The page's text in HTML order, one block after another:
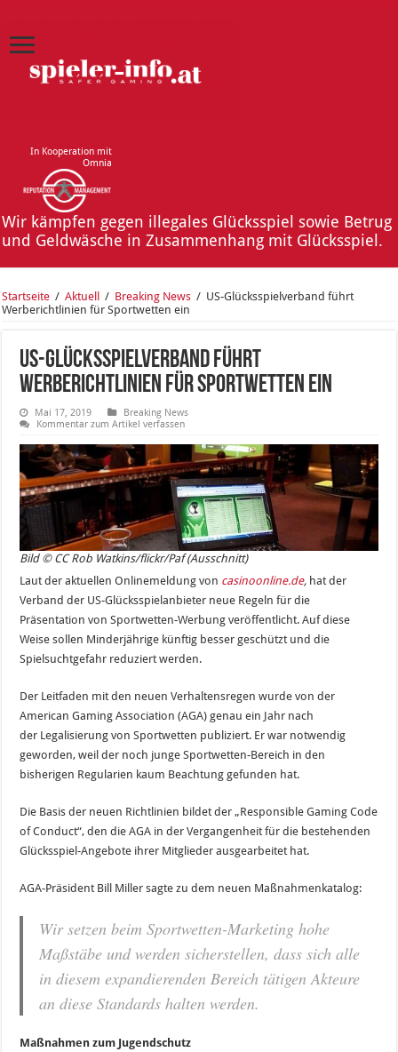
In Kooperation mit
Omnia
Wir kämpfen gegen illegales Glücksspiel sowie Betrug
und Geldwäsche in Zusammenhang mit Glücksspiel.
Startseite / Aktuell / Breaking News / US-Glücksspielverband führt
Werberichtlinien für Sportwetten ein
US-Glücksspielverband führt
Werberichtlinien für Sportwetten ein
Mai 17, 2019
Breaking News
Kommentar zum Artikel verfassen
Bild © CC Rob Watkins/flickr/Paf (Ausschnitt)
Laut der aktuellen Onlinemeldung von casinoonline.de, hat der
Verband der US-Glücksspielanbieter neue Regeln für die
Präsentation von Sportwetten-Werbung veröffentlicht. Auf diese
Weise sollen Minderjährige künftig besser geschützt und die
Spielsuchtgefahr reduziert werden.
Der Leitfaden mit den neuen Verhaltensregen wurde von der
American Gaming Association (AGA) genau ein Jahr nach
der Legalisierung von Sportwetten publiziert. Er war notwendig
geworden, weil der noch junge Sportwetten-Bereich in den
bisherigen Regularien kaum Beachtung gefunden hat.
Die Basis der neuen Richtlinien bildet der „Responsible Gaming Code
of Conduct“, den die AGA in der Vergangenheit für die bestehenden
Glücksspiel-Angebote ihrer Mitglieder ausgearbeitet hat.
AGA-Präsident Bill Miller sagte zu dem neuen Maßnahmenkatalog:
Wir setzen beim Sportwetten-Marketing hohe
Maßstäbe und werden sicherstellen, dass sich alle
in diesem expandierenden Bereich tätigen Akteure
an diese Standards halten werden.
Maßnahmen zum Jugendschutz